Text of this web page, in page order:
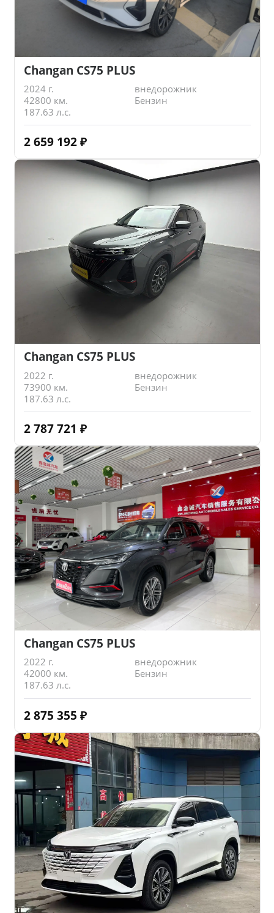
Changan CS75 PLUS
2024 г.
внедорожник
42800 км.
Бензин
187.63 л.с.
2 659 192 ₽
Changan CS75 PLUS
2022 г.
внедорожник
73900 км.
Бензин
187.63 л.с.
2 787 721 ₽
Changan CS75 PLUS
2022 г.
внедорожник
42000 км.
Бензин
187.63 л.с.
2 875 355 ₽